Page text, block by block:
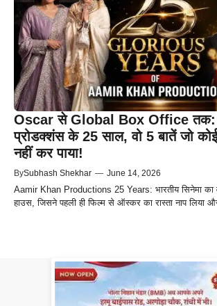
Oscar से Global Box Office तक:
प्रोडक्शंस के 25 साल, वो 5 बातें जो
नहीं कर पाया!
BySubhash Shekhar — June 14, 2026
Aamir Khan Productions 25 Years: भारतीय सिनेमा का
हाउस, जिसने पहली ही फिल्म से ऑस्कर का रास्ता नाप लिया